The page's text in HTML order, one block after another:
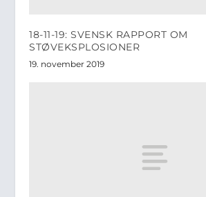
18-11-19: SVENSK RAPPORT OM
STØVEKSPLOSIONER
19. november 2019